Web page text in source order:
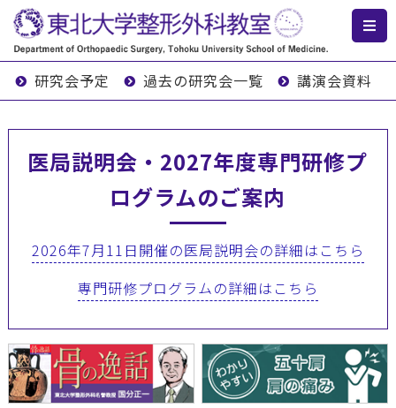
研究会予定 過去の研究会一覧 講演会資料
医局説明会・2027年度専門研修プ
ログラムのご案内
2026年7月11日開催の医局説明会の詳細はこちら
専門研修プログラムの詳細はこちら